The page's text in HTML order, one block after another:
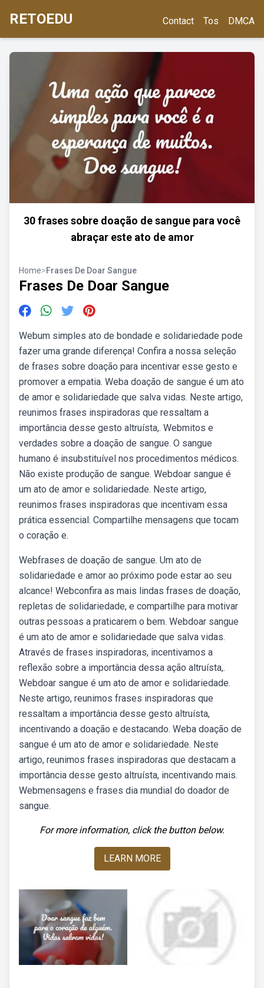
RETOEDU Contact Tos DMCA
30 frases sobre doação de sangue para você
abraçar este ato de amor
Home>Frases De Doar Sangue
Frases De Doar Sangue
Webum simples ato de bondade e solidariedade pode
fazer uma grande diferença! Confira a nossa seleção
de frases sobre doação para incentivar esse gesto e
promover a empatia. Weba doação de sangue é um ato
de amor e solidariedade que salva vidas. Neste artigo,
reunimos frases inspiradoras que ressaltam a
importância desse gesto altruísta,. Webmitos e
verdades sobre a doação de sangue. O sangue
humano é insubstituível nos procedimentos médicos.
Não existe produção de sangue. Webdoar sangue é
um ato de amor e solidariedade. Neste artigo,
reunimos frases inspiradoras que incentivam essa
prática essencial. Compartilhe mensagens que tocam
o coração e.
Webfrases de doação de sangue. Um ato de
solidariedade e amor ao próximo pode estar ao seu
alcance! Webconfira as mais lindas frases de doação,
repletas de solidariedade, e compartilhe para motivar
outras pessoas a praticarem o bem. Webdoar sangue
é um ato de amor e solidariedade que salva vidas.
Através de frases inspiradoras, incentivamos a
reflexão sobre a importância dessa ação altruísta,.
Webdoar sangue é um ato de amor e solidariedade.
Neste artigo, reunimos frases inspiradoras que
ressaltam a importância desse gesto altruísta,
incentivando a doação e destacando. Weba doação de
sangue é um ato de amor e solidariedade. Neste
artigo, reunimos frases inspiradoras que destacam a
importância desse gesto altruísta, incentivando mais.
Webmensagens e frases dia mundial do doador de
sangue.
For more information, click the button below.
LEARN MORE